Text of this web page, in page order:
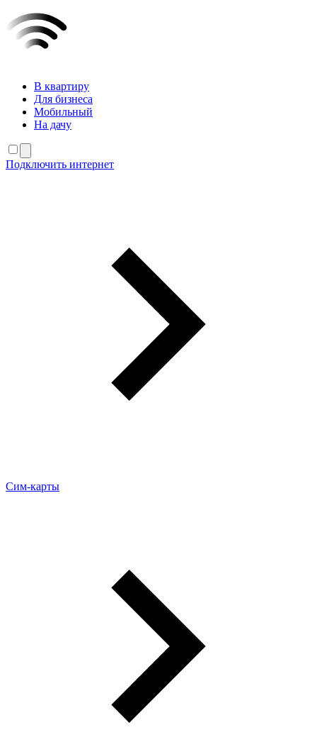
В квартиру
Для бизнеса
Мобильный
На дачу
Подключить интернет
Сим-карты